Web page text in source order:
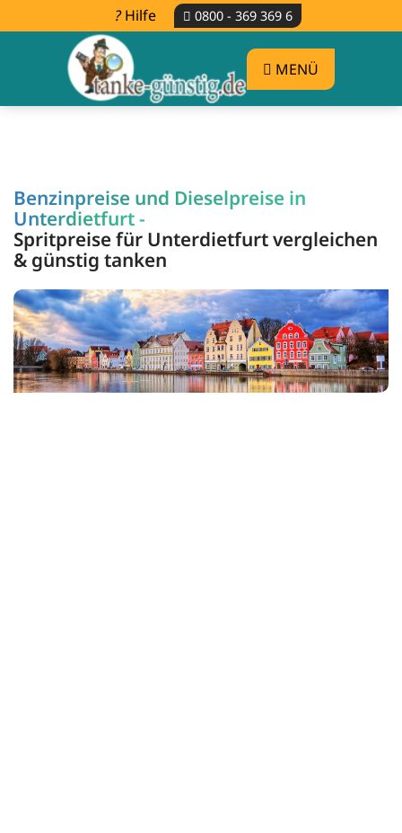
Hilfe 0800 - 369 369 6
MENÜ
Benzinpreise und Dieselpreise in
Unterdietfurt -
Spritpreise für Unterdietfurt vergleichen
& günstig tanken